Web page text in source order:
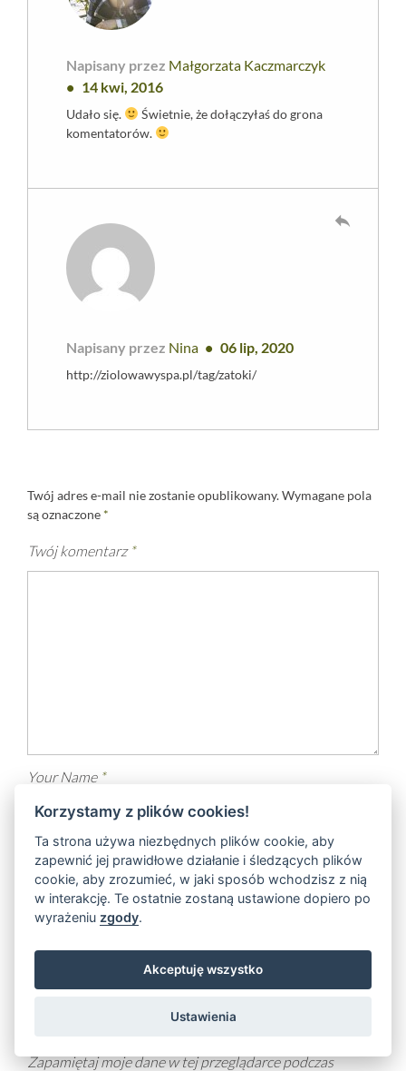
Napisany przez Małgorzata Kaczmarczyk
14 kwi, 2016
Udało się.
Świetnie, że dołączyłaś do grona
komentatorów.
Napisany przez Nina 06 lip, 2020
http://ziolowawyspa.pl/tag/zatoki/
reply
Twój adres e-mail nie zostanie opublikowany.Wymagane pola
są oznaczone *
Twój komentarz *
Your Name *
Your E-mail*
Your Website
Zapamiętaj moje dane w tej przeglądarce podczas
Korzystamy z plików cookies!
Ta strona używa niezbędnych plików cookie, aby
zapewnić jej prawidłowe działanie i śledzących plików
cookie, aby zrozumieć, w jaki sposób wchodzisz z nią
w interakcję. Te ostatnie zostaną ustawione dopiero po
wyrażeniu zgody.
Akceptuję wszystko
Ustawienia